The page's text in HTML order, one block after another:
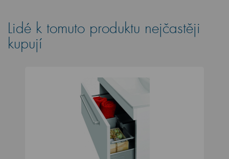
Lidé k tomuto produktu nejčastěji
kupují